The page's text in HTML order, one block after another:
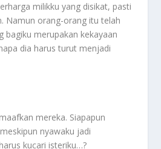
milikku yang disikat, pasti
Namun orang-orang itu telah
bagiku merupakan kekayaan
dia harus turut menjadi
mereka. Siapapun
nyawaku jadi
kucari isteriku…?